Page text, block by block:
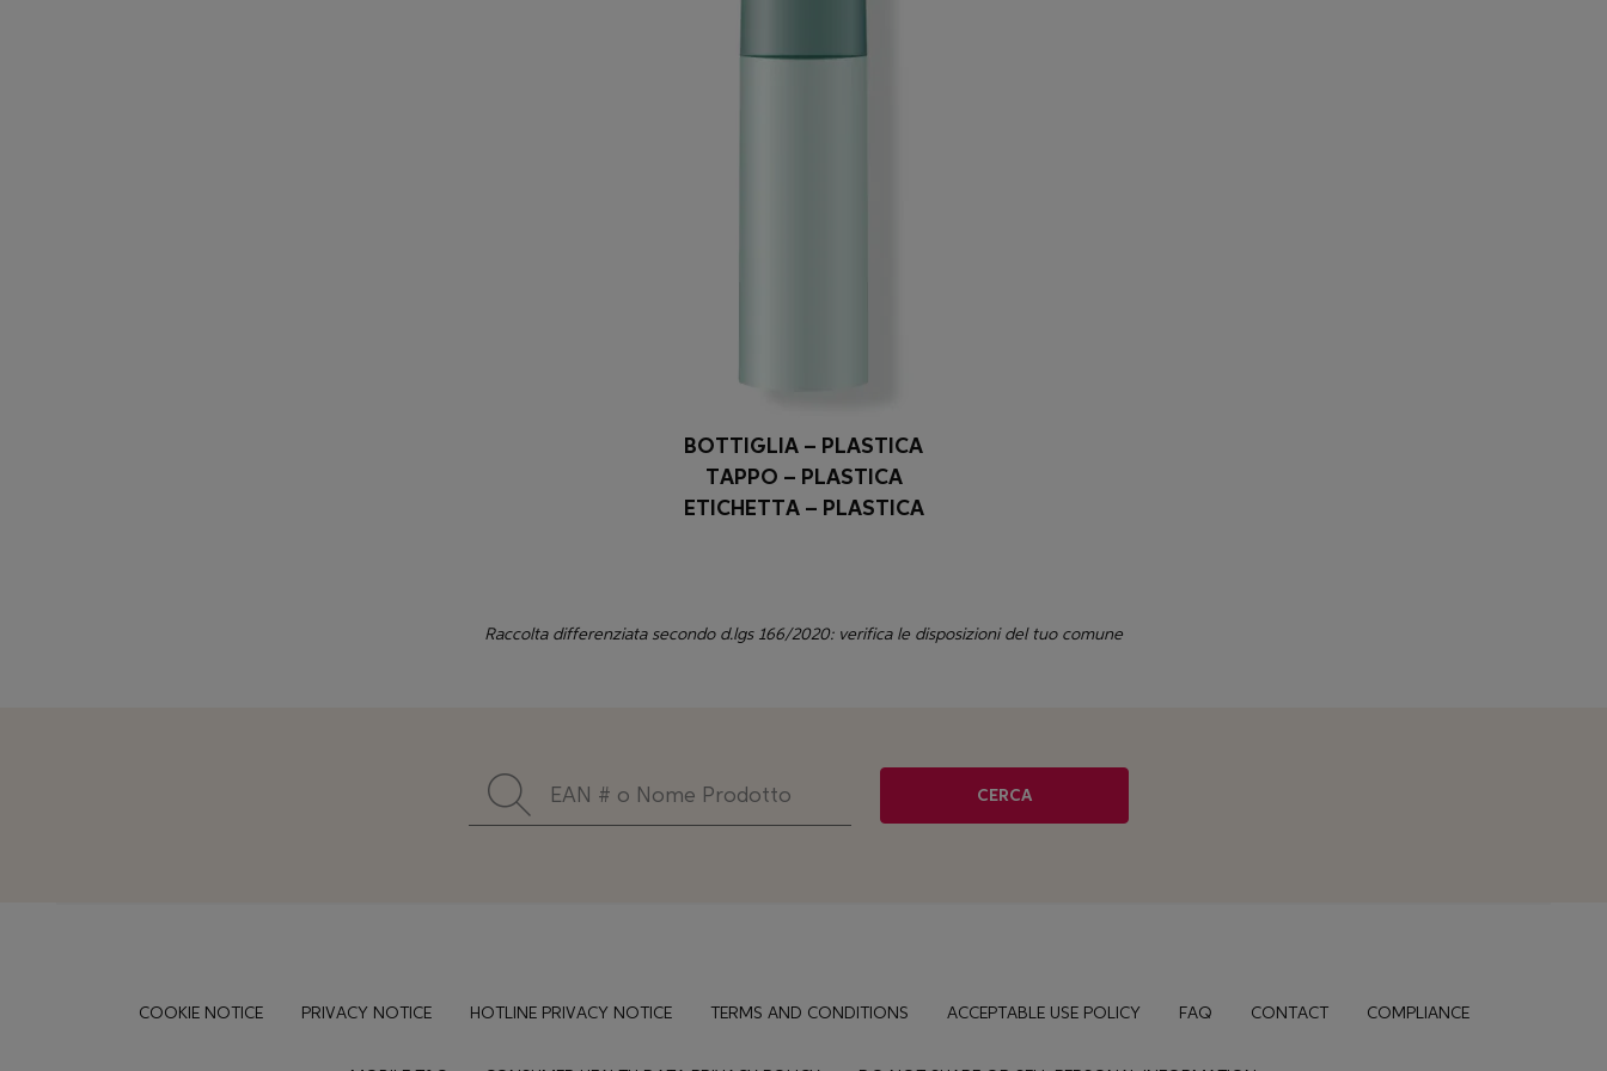
BOTTIGLIA – PLASTICA
TAPPO – PLASTICA
ETICHETTA – PLASTICA
Raccolta differenziata secondo d.lgs 166/2020: verifica le disposizioni del tuo comune
CERCA
FooterCOOKIE NOTICE PRIVACY NOTICE HOTLINE PRIVACY NOTICE TERMS AND CONDITIONS ACCEPTABLE USE POLICY FAQ CONTACT COMPLIANCE